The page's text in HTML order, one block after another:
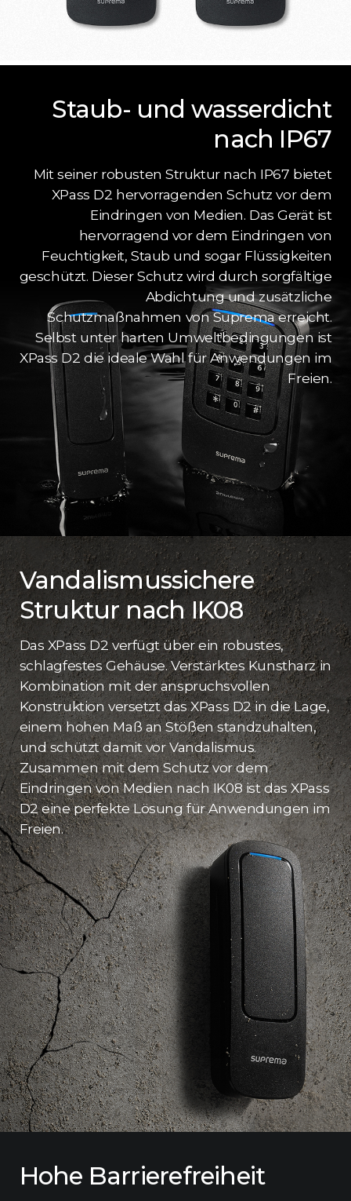
Staub- und wasserdicht
nach IP67
Mit seiner robusten Struktur nach IP67 bietet
XPass D2 hervorragenden Schutz vor dem
Eindringen von Medien. Das Gerät ist
hervorragend vor dem Eindringen von
Feuchtigkeit, Staub und sogar Flüssigkeiten
geschützt. Dieser Schutz wird durch sorgfältige
Abdichtung und zusätzliche
Schutzmaßnahmen von Suprema erreicht.
Selbst unter harten Umweltbedingungen ist
XPass D2 die ideale Wahl für Anwendungen im
Freien.
Vandalismussichere
Struktur nach IK08
Das XPass D2 verfügt über ein robustes,
schlagfestes Gehäuse. Verstärktes Kunstharz in
Kombination mit der anspruchsvollen
Konstruktion versetzt das XPass D2 in die Lage,
einem hohen Maß an Stößen standzuhalten,
und schützt damit vor Vandalismus.
Zusammen mit dem Schutz vor dem
Eindringen von Medien nach IK08 ist das XPass
D2 eine perfekte Lösung für Anwendungen im
Freien.
Hohe Barrierefreiheit